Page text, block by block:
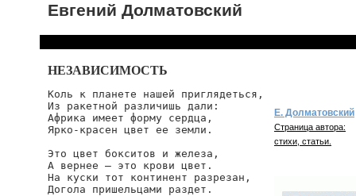
Евгений Долматовский
НЕЗАВИСИМОСТЬ
Коль к планете нашей приглядеться,
Из ракетной различишь дали:
Африка имеет форму сердца,
Ярко-красен цвет ее земли.
Это цвет бокситов и железа,
А вернее — это крови цвет.
На куски тот континент разрезан,
Догола пришельцами раздет.
Е. Долматовский
Страница автора:
стихи, статьи.